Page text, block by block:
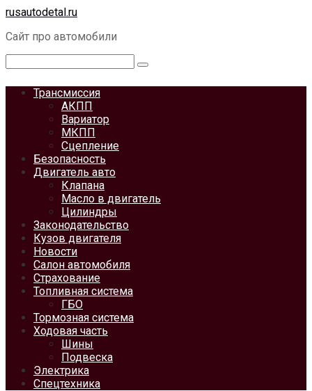
Перейти
контенту
rusautodetal.ru
Сайт про автомобили
Трансмиссия
АКПП
Вариатор
МКПП
Сцепление
Безопасность
Двигатель авто
Клапана
Масло в двигатель
Цилиндры
Законодательство
Кузов двигателя
Новости
Салон автомобиля
Страхование
Топливная система
ГБО
Тормозная система
Ходовая часть
Шины
Подвеска
Электрика
Спецтехника